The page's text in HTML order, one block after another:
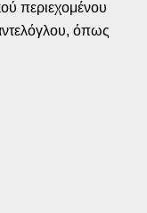
περιεχομένου
όπως